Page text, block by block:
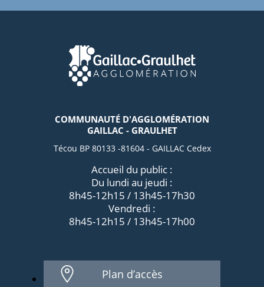
COMMUNAUTÉ D'AGGLOMÉRATION
GAILLAC - GRAULHET
Técou BP 80133 -81604 - GAILLAC Cedex
Accueil du public :
Du lundi au jeudi :
8h45-12h15 / 13h45-17h30
Vendredi :
8h45-12h15 / 13h45-17h00
Plan d’accès